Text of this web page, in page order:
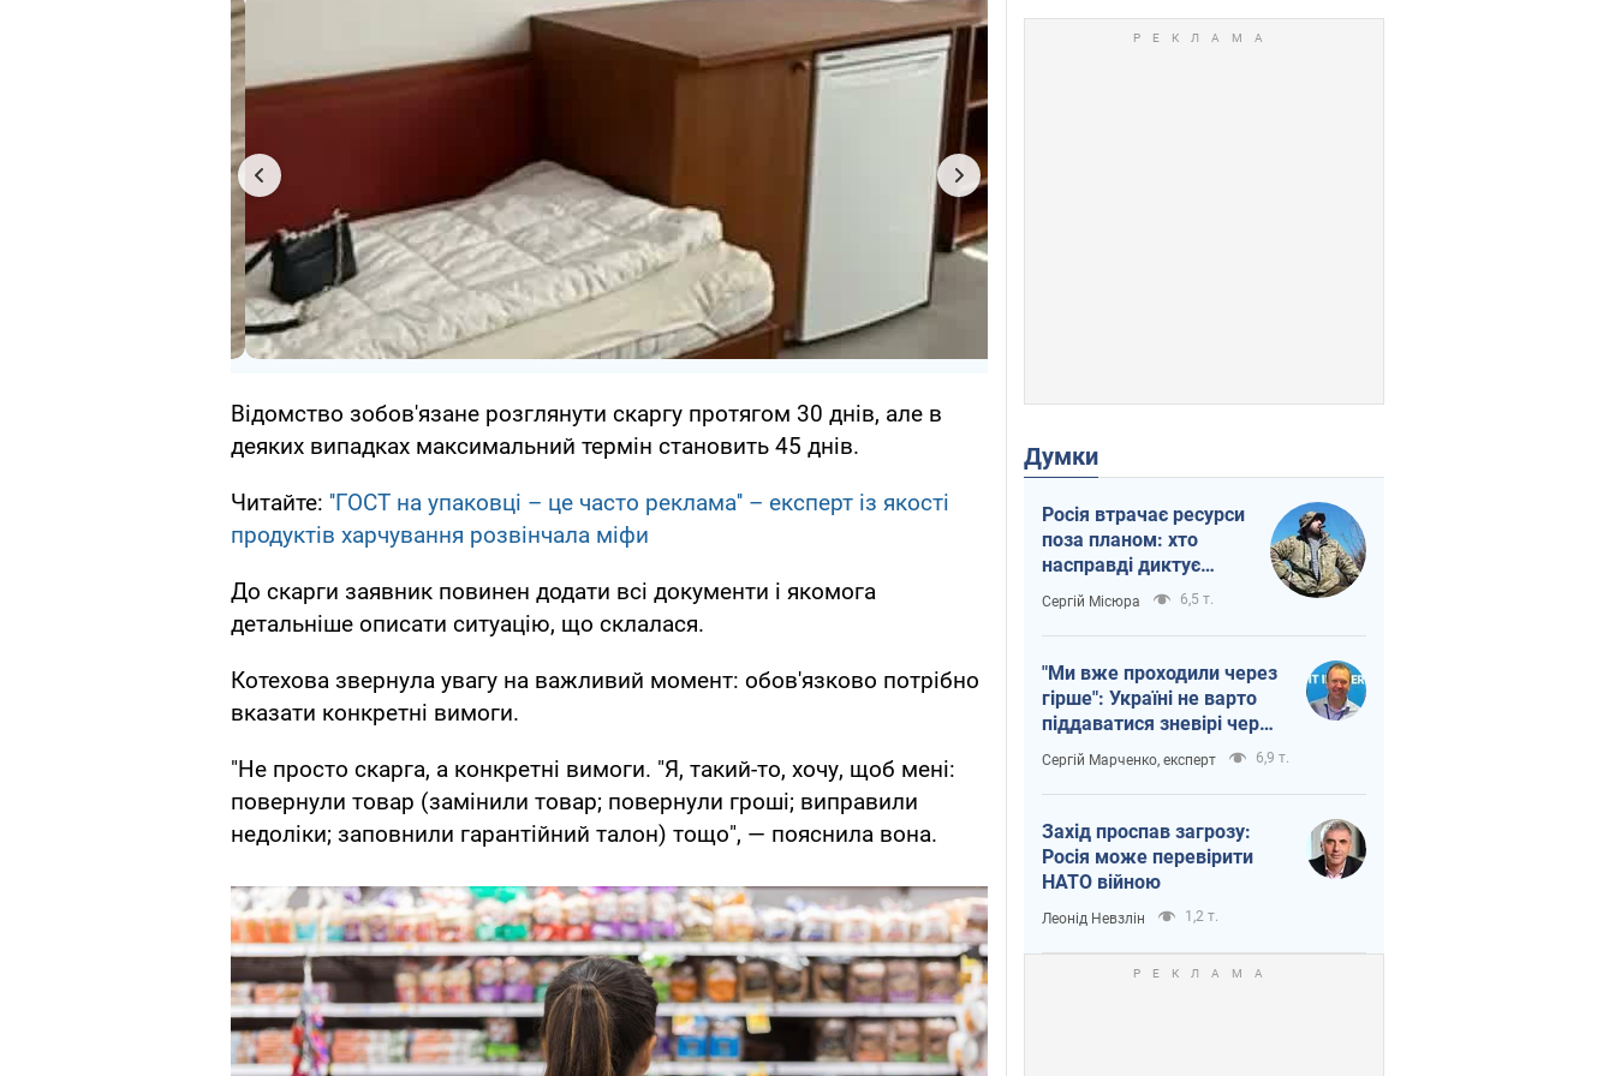
Відомство зобов'язане розглянути скаргу протягом 30 днів, але в
деяких випадках максимальний термін становить 45 днів.
Читайте: ''ГОСТ на упаковці – це часто реклама'' – експерт із якості
продуктів харчування розвінчала міфи
До скарги заявник повинен додати всі документи і якомога
детальніше описати ситуацію, що склалася.
Котехова звернула увагу на важливий момент: обов'язково потрібно
вказати конкретні вимоги.
"Не просто скарга, а конкретні вимоги. "Я, такий-то, хочу, щоб мені:
повернули товар (замінили товар; повернули гроші; виправили
недоліки; заповнили гарантійний талон) тощо", — пояснила вона.
Думки
Росія втрачає ресурси
поза планом: хто
насправді диктує
темп війни
Сергій Місюра 6,5 т.
"Ми вже проходили через
гірше": Україні не варто
піддаватися зневірі через
ракетний терор
Сергій Марченко, експерт 6,9 т.
Захід проспав загрозу:
Росія може перевірити
НАТО війною
Леонід Невзлін 1,2 т.